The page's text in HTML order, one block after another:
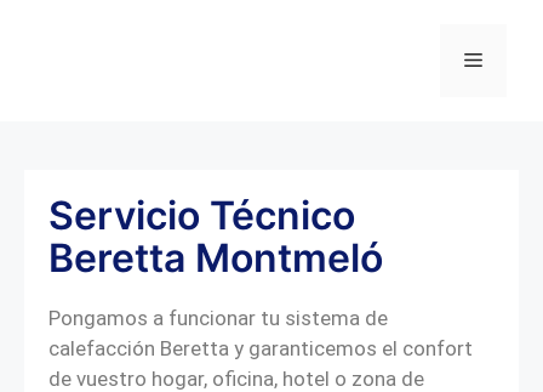
Servicio Técnico
Beretta Montmeló
Pongamos a funcionar tu sistema de
calefacción Beretta y garanticemos el confort
de vuestro hogar, oficina, hotel o zona de